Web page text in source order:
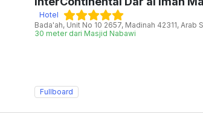
Hotel
Bada'ah, Unit No 10 2657, Madinah 42311, Arab
30 meter dari Masjid Nabawi
Fullboard